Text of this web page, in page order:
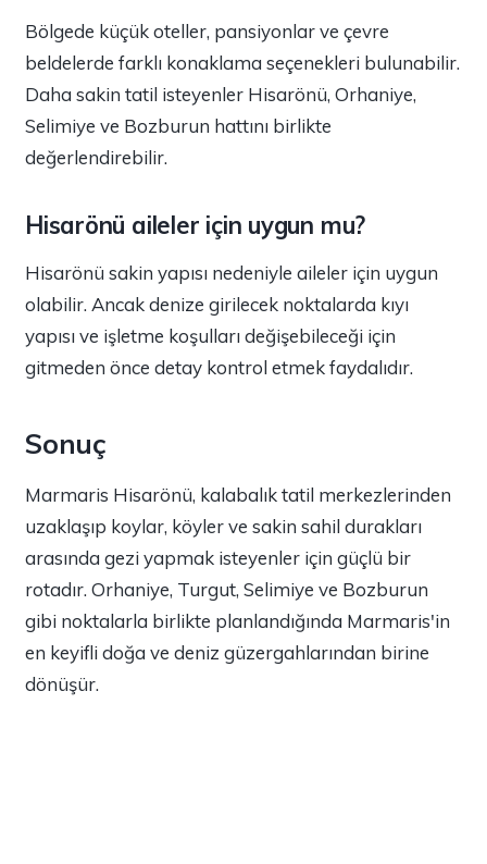
Bölgede küçük oteller, pansiyonlar ve çevre
beldelerde farklı konaklama seçenekleri bulunabilir.
Daha sakin tatil isteyenler Hisarönü, Orhaniye,
Selimiye ve Bozburun hattını birlikte
değerlendirebilir.
Hisarönü aileler için uygun mu?
Hisarönü sakin yapısı nedeniyle aileler için uygun
olabilir. Ancak denize girilecek noktalarda kıyı
yapısı ve işletme koşulları değişebileceği için
gitmeden önce detay kontrol etmek faydalıdır.
Sonuç
Marmaris Hisarönü, kalabalık tatil merkezlerinden
uzaklaşıp koylar, köyler ve sakin sahil durakları
arasında gezi yapmak isteyenler için güçlü bir
rotadır. Orhaniye, Turgut, Selimiye ve Bozburun
gibi noktalarla birlikte planlandığında Marmaris'in
en keyifli doğa ve deniz güzergahlarından birine
dönüşür.